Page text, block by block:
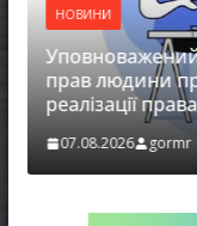
НОВИНИ
прав людини
реалізації
07.08.2026 gormr